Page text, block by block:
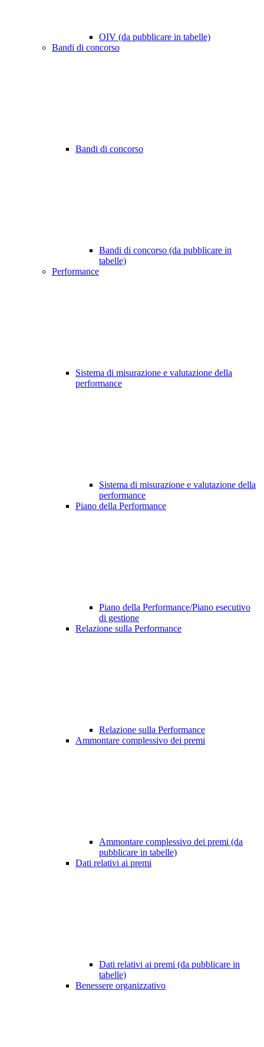
OIV (da pubblicare in tabelle)
Bandi di concorso
Bandi di concorso
Bandi di concorso (da pubblicare in
tabelle)
Performance
Sistema di misurazione e valutazione della
performance
Sistema di misurazione e valutazione della
performance
Piano della Performance
Piano della Performance/Piano esecutivo
di gestione
Relazione sulla Performance
Relazione sulla Performance
Ammontare complessivo dei premi
Ammontare complessivo dei premi (da
pubblicare in tabelle)
Dati relativi ai premi
Dati relativi ai premi (da pubblicare in
tabelle)
Benessere organizzativo